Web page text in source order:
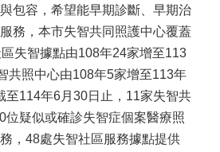
包容，希望能早期診斷、早期治
務，本市失智共同照護中心覆蓋
失智據點由108年24家增至113
共照中心由108年5家增至113年
至114年6月30日止，11家失智共
位疑似或確診失智症個案醫療照
，48處失智社區服務據點提供